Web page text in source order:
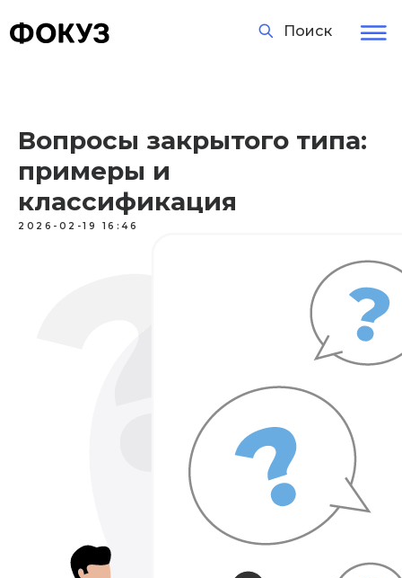
Поиск
Вопросы закрытого типа:
примеры и
классификация
2026-02-19 16:46